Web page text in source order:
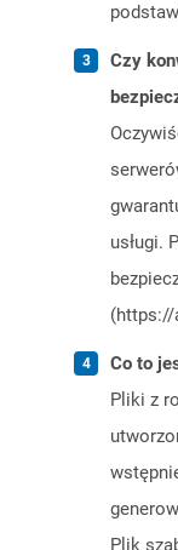
Czy
usługi.
Co to
Pliki z
Plik